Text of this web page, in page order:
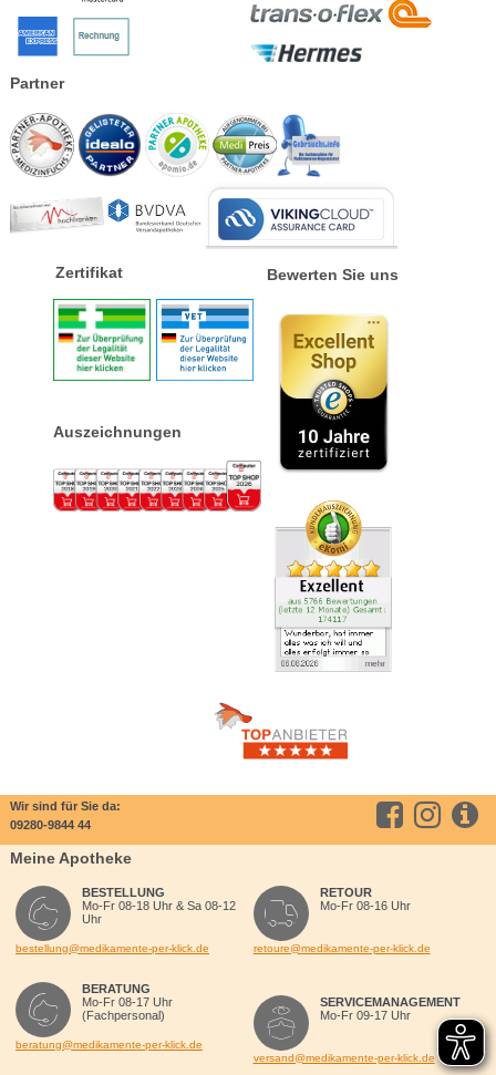
Partner
Zertifikat
Auszeichnungen
Bewerten Sie uns
Wir sind für Sie da:
09280-9844 44
Meine Apotheke
BESTELLUNG
Mo-Fr 08-18 Uhr & Sa 08-12
Uhr
bestellung@medikamente-per-klick.de
BERATUNG
Mo-Fr 08-17 Uhr
(Fachpersonal)
beratung@medikamente-per-klick.de
RETOUR
Mo-Fr 08-16 Uhr
retoure@medikamente-per-klick.de
SERVICEMANAGEMENT
Mo-Fr 09-17 Uhr
versand@medikamente-per-klick.de